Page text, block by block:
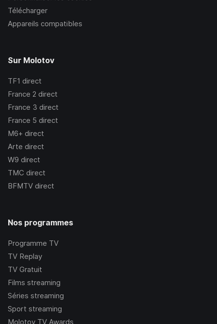
Télécharger
Appareils compatibles
Sur Molotov
TF1 direct
France 2 direct
France 3 direct
France 5 direct
M6+ direct
Arte direct
W9 direct
TMC direct
BFMTV direct
Nos programmes
Programme TV
TV Replay
TV Gratuit
Films streaming
Séries streaming
Sport streaming
Molotov TV Awards